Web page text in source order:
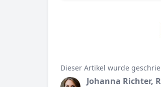
Dieser Artikel wurde
Johanna Richter,